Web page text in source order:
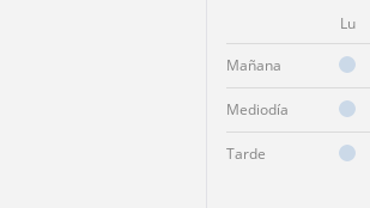
Lu
Mañana
Mediodía
Tarde